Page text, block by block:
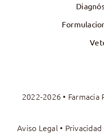
2022-2026 • Farmacia
Aviso Legal• Privacidad